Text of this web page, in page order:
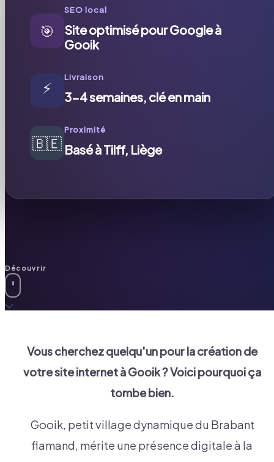
🎯
SEO local
Site optimisé pour Google à
Gooik
⚡
Livraison
3-4 semaines, clé en main
🇧🇪
Proximité
Basé à Tilff, Liège
Découvrir
Vous cherchez quelqu'un pour la création de
votre site internet àGooik? Voici pourquoi ça
tombe bien.
Gooik, petit village dynamique du Brabant
flamand, mérite une présence digitale à la